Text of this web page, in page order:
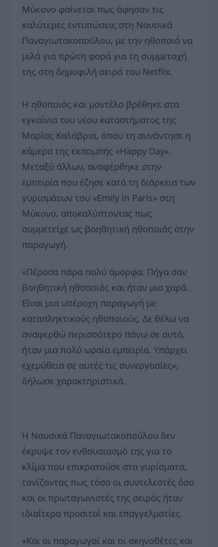
Μύκονο φαίνεται πως άφησαν τις
καλύτερες εντυπώσεις στη Ναυσικά
Παναγιωτακοπούλου, με την ηθοποιό να
μιλά για πρώτη φορά για τη συμμετοχή
της στη δημοφιλή σειρά του Netflix.
Η ηθοποιός και μοντέλο βρέθηκε στα
εγκαίνια του νέου καταστήματος της
Μαρίας Καλάβρια, όπου τη συνάντησε η
κάμερα της εκπομπής «Happy Day».
Μεταξύ άλλων, αναφέρθηκε στην
εμπειρία που έζησε κατά τη διάρκεια των
γυρισμάτων του «Emily in Paris» στη
Μύκονο, αποκαλύπτοντας πως
συμμετείχε ως βοηθητική ηθοποιός στην
παραγωγή.
«Πέρασα πάρα πολύ όμορφα. Πήγα σαν
βοηθητική ηθοποιός και ήταν μια χαρά.
Είναι μια υπέροχη παραγωγή με
καταπληκτικούς ηθοποιούς. Δε θέλω να
αναφερθώ περισσότερο πάνω σε αυτό,
ήταν μια πολύ ωραία εμπειρία. Υπάρχει
εχεμύθεια σε αυτές τις συνεργασίες»,
δήλωσε χαρακτηριστικά.
Η Ναυσικά Παναγιωτακοπούλου δεν
έκρυψε τον ενθουσιασμό της για το
κλίμα που επικρατούσε στα γυρίσματα,
τονίζοντας πως τόσο οι συντελεστές όσο
και οι πρωταγωνιστές της σειράς ήταν
ιδιαίτερα προσιτοί και επαγγελματίες.
«Και οι παραγωγοί και οι σκηνοθέτες και